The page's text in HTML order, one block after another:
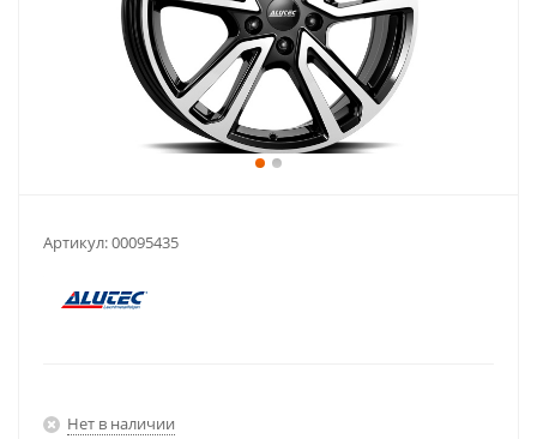
Артикул:00095435
Нет в наличии